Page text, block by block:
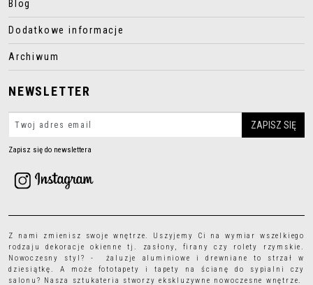
Blog
Dodatkowe informacje
Archiwum
NEWSLETTER
Zapisz się do newslettera
Z nami zmienisz swoje wnętrze. Uszyjemy Ci na wymiar wszelkiego
rodzajudekoracje okienne tj. zasłony, firany czy rolety rzymskie.
Nowoczesny styl? - żaluzje aluminiowe i drewniane to strzał w
dziesiątkę. A może fototapety i tapety
na ścianę do sypialni czy
salonu? Nasza sztukateria stworzy ekskluzywne nowoczesne wnętrze.